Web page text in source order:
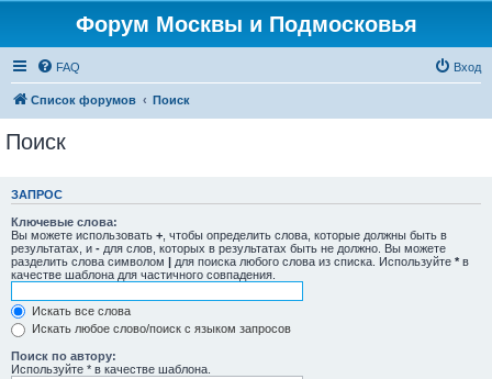
Форум Москвы и Подмосковья
FAQ Вход
Список форумов Поиск
Поиск
ЗАПРОС
Ключевые слова:
Вы можете использовать + , чтобы определить слова, которые должны быть в
результатах, и - для слов, которых в результатах быть не должно. Вы можете
разделить слова символом | для поиска любого слова из списка. Используйте * в
качестве шаблона для частичного совпадения.
Искать все слова
Искать любое слово/поиск с языком запросов
Поиск по автору:
Используйте * в качестве шаблона.